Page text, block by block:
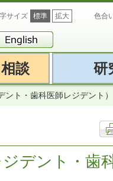
サイズ 標準 拡大 色合
談 研
ト・歯科医師レジデント）
デント・歯